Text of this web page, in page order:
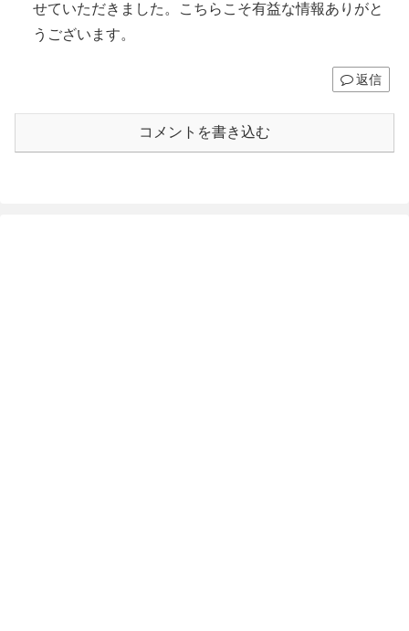
せていただきました。こちらこそ有益な情報ありがと
うございます。
返信
コメントを書き込む